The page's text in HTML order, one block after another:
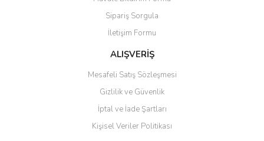
Ürün bilgilerinde hatalar bulunuyor.
Ürün fiyatı diğer sitelerden daha pahalı.
Bu ürüne benzer farklı alternatifler olmalı.
Gönder
Sipariş Sorgula
İletişim Formu
ALIŞVERİŞ
Mesafeli Satış Sözleşmesi
Gizlilik ve Güvenlik
İptal ve İade Şartları
Kişisel Veriler Politikası